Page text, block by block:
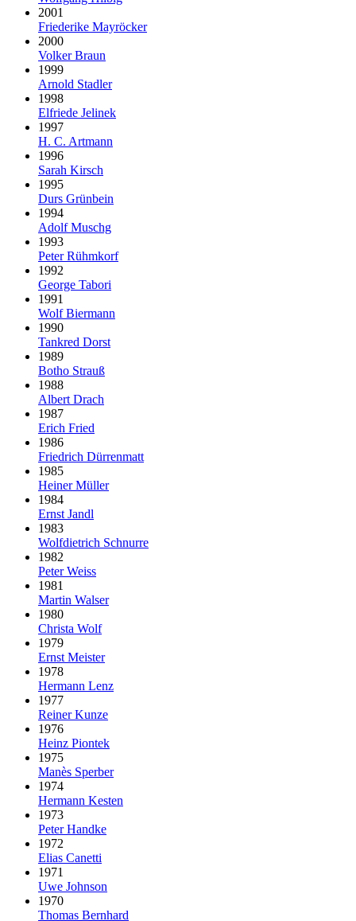
2001
Friederike Mayröcker
2000
Volker Braun
1999
Arnold Stadler
1998
Elfriede Jelinek
1997
H. C. Artmann
1996
Sarah Kirsch
1995
Durs Grünbein
1994
Adolf Muschg
1993
Peter Rühmkorf
1992
George Tabori
1991
Wolf Biermann
1990
Tankred Dorst
1989
Botho Strauß
1988
Albert Drach
1987
Erich Fried
1986
Friedrich Dürrenmatt
1985
Heiner Müller
1984
Ernst Jandl
1983
Wolfdietrich Schnurre
1982
Peter Weiss
1981
Martin Walser
1980
Christa Wolf
1979
Ernst Meister
1978
Hermann Lenz
1977
Reiner Kunze
1976
Heinz Piontek
1975
Manès Sperber
1974
Hermann Kesten
1973
Peter Handke
1972
Elias Canetti
1971
Uwe Johnson
1970
Thomas Bernhard